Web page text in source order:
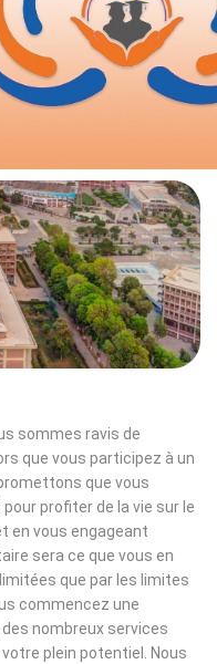
sommes ravis de
que vous participez à un
que vous
profiter de la vie sur le
en vous engageant
sera ce que vous en
que par les limites
commencez une
nombreux services
plein potentiel. Nous